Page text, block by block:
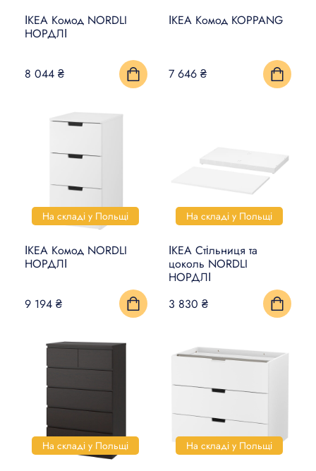
ІКЕА Комод NORDLI
НОРДЛІ
8 044 ₴
ІКЕА Комод KOPPANG
7 646 ₴
На складі у Польщі
ІКЕА Комод NORDLI
НОРДЛІ
9 194 ₴
На складі у Польщі
ІКЕА Стільниця та
цоколь NORDLI
НОРДЛІ
3 830 ₴
На складі у Польщі На складі у Польщі